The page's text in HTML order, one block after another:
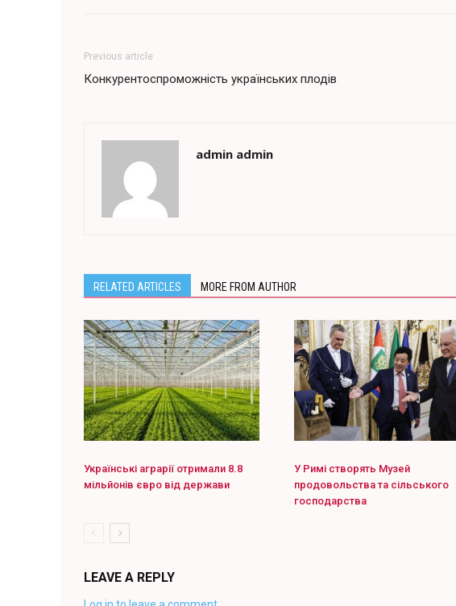
Previous article
Конкурентоспроможність українських плодів
admin admin
RELATED ARTICLES MORE FROM AUTHOR
Українські аграрії отримали 8.8
мільйонів євро від держави
У Римі створять Музей
продовольства та сільського
господарства
LEAVE A REPLY